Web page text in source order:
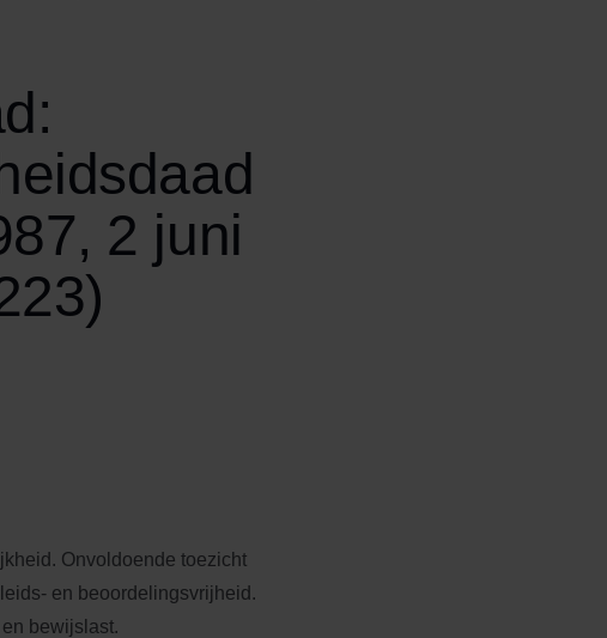
2 juni
Onvoldoende toezicht
en beoordelingsvrijheid.
bewijslast.